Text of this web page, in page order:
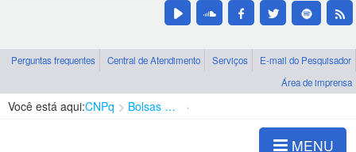
Perguntas frequentes Central de Atendimento Serviços
E-mail do Pesquisador
Área de imprensa
Você está aqui:CNPq Bolsas e Auxílios Vigentes
MENU